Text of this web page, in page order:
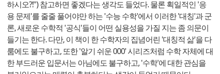
하시오?!") 참고하면 좋겠다는 생각도 들었다. 물론 획일적인 '응
용 문제'를 줄줄 풀어야만 하는 '수능 수학'에서 이러한 '대칭'과 군
론, 새로운 수학적 '공식'들이 어떤 실용성을 가질 지는 좀 의문이
들기는 한다. 다만, 이 책이 한 수학자의 집념어린 '대칭적 삶'을 다
룸에도 불구하고, 또한 '알기 쉬운 000' 시리즈처럼 수학 자체에 대
한 부드러운 입문서는 아님에도 불구하고, '수학'에 대한 관심을